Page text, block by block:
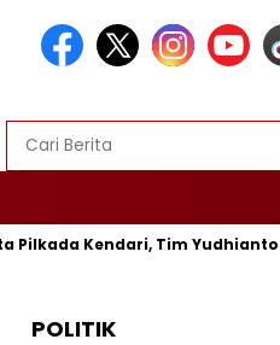
Kendari, Tim Yudhianto-
POLITIK